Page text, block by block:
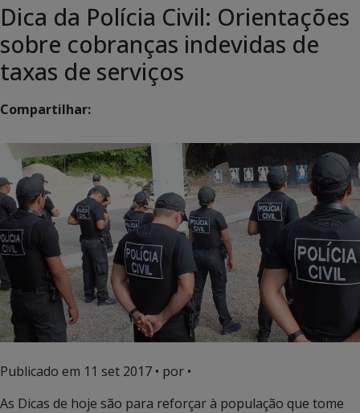
Dica da Polícia Civil: Orientações
sobre cobranças indevidas de
taxas de serviços
Compartilhar:
Publicado em 11 set 2017 • por •
As Dicas de hoje são para reforçar à população que tome